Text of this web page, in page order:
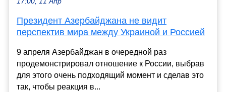
Президент Азербайджана не видит
перспектив мира между Украиной и Россией
9 апреля Азербайджан в очередной раз
продемонстрировал отношение к России, выбрав
для этого очень подходящий момент и сделав это
так, чтобы реакция в...